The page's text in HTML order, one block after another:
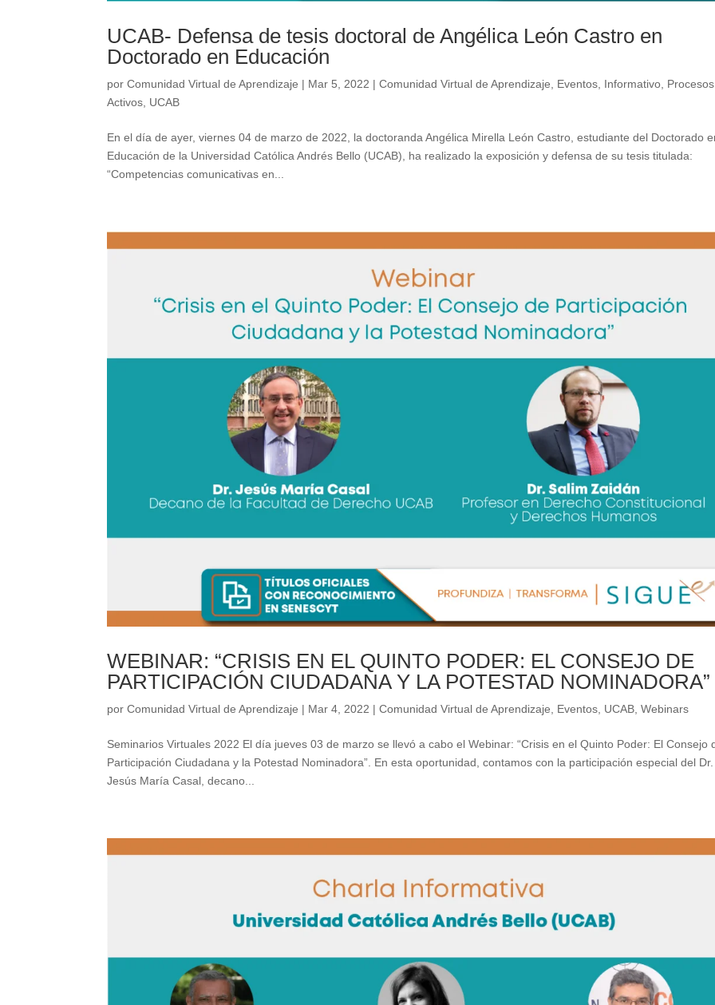
UCAB- Defensa de tesis doctoral de Angélica León Castro en
Doctorado en Educación
porComunidad Virtual de Aprendizaje | Mar 5, 2022 |Comunidad Virtual de Aprendizaje Eventos Informativo Procesos
Activos UCAB
En el día de ayer, viernes 04 de marzo de 2022, la doctoranda Angélica Mirella León Castro, estudiante del Doctorado
Educación de la Universidad Católica Andrés Bello (UCAB), ha realizado la exposición y defensa de su tesis titulada:
“Competencias comunicativas en...
WEBINAR: “CRISIS EN EL QUINTO PODER: EL CONSEJO DE
PARTICIPACIÓN CIUDADANA Y LA POTESTAD NOMINADORA”
porComunidad Virtual de Aprendizaje | Mar 4, 2022 |Comunidad Virtual de Aprendizaje Eventos UCAB ,Webinars
Seminarios Virtuales 2022 El día jueves 03 de marzo se llevó a cabo el Webinar: “Crisis en el Quinto Poder: El Consejo
Participación Ciudadana y la Potestad Nominadora”. En esta oportunidad, contamos con la participación especial del Dr.
Jesús María Casal, decano...